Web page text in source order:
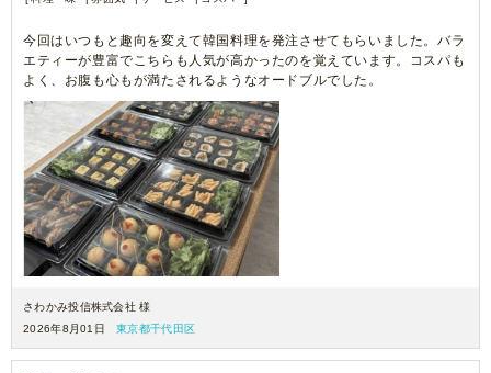
今回はいつもと趣向を変えて韓国料理を発注させてもらいました。バラ
エティーが豊富でこちらも人気が高かったのを覚えています。コスパも
よく、お腹も心もが満たされるようなオードブルでした。
さわかみ投信株式会社 様
2026年8月01日
東京都千代田区